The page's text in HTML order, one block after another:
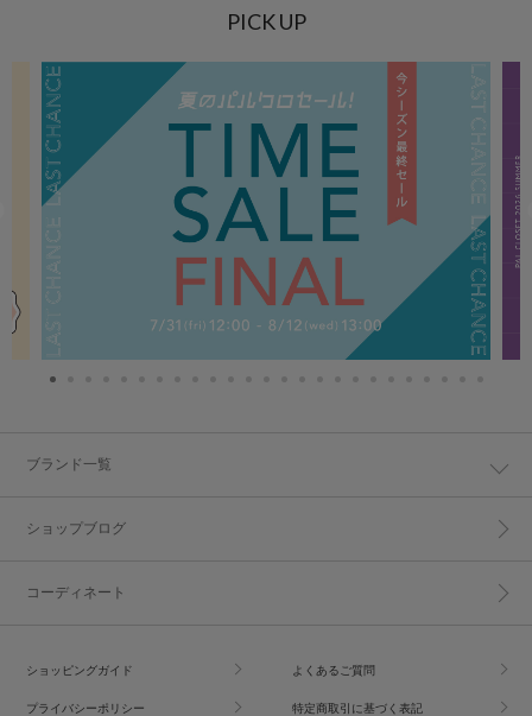
PICK UP
ブランド一覧
ショップブログ
コーディネート
ショッピングガイド よくあるご質問
プライバシーポリシー 特定商取引に基づく表記